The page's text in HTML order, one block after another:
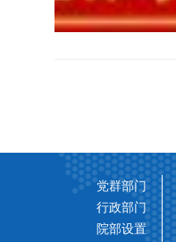
党群部门
行政部门
院部设置